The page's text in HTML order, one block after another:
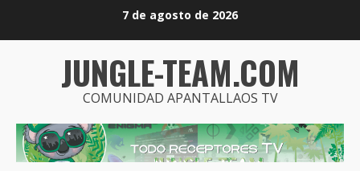
7 de agosto de 2026
JUNGLE-TEAM.COM
COMUNIDAD APANTALLAOS TV